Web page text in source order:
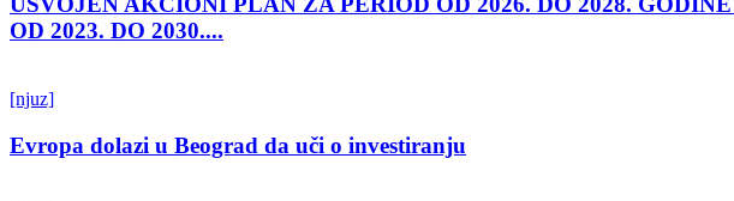
OD 2023. DO 2030....
[njuz]
Evropa dolazi u Beograd da uči o investiranju